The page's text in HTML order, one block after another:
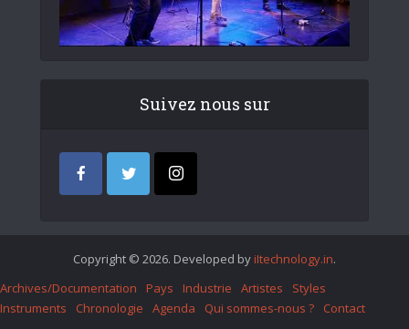
Suivez nous sur
Copyright © 2026. Developed by iItechnology.in.
Archives/Documentation
Pays Industrie Artistes
Styles
Instruments
Chronologie Agenda Qui sommes-nous ? Contact